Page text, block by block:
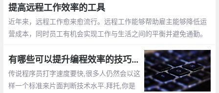
只能晚上加班，在夜深人静时还得敲代码，苦逼
提高远程工作效率的工具
近年来，远程工作愈来愈流行。远程工作能够帮助雇主能够降低运
营成本，同时员工有机会实现工作与生活之间的平衡并避免通勤。
有哪些可以提升编程效率的技巧和方法?
传说程序员打字速度要快,很多人仍然会以这
样一个标准来片面判断技术水平.拜托,你是